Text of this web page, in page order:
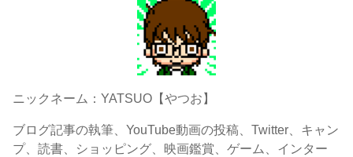
ニックネーム：YATSUO【やつお】
ブログ記事の執筆、YouTube動画の投稿、Twitter、キャン
プ、読書、ショッピング、映画鑑賞、ゲーム、インター